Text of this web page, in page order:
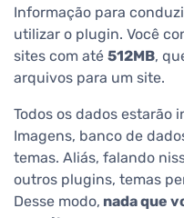
Informação para
utilizar o plugin. Você
sites com até 512MB,
arquivos para um site.
Todos os dados estarão
Imagens, banco de
temas. Aliás, falando
outros plugins, temas
Desse modo, nada que